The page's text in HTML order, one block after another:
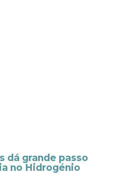
dá grande passo
no Hidrogénio